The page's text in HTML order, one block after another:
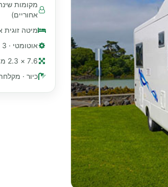
אחוריים)
מיטה זוגית
אוטומטי · 3 ליטר, 125 כ"ס, דיזל
7.6 × 2.3 מ׳ (≈ 25 רגל)
כיור ·